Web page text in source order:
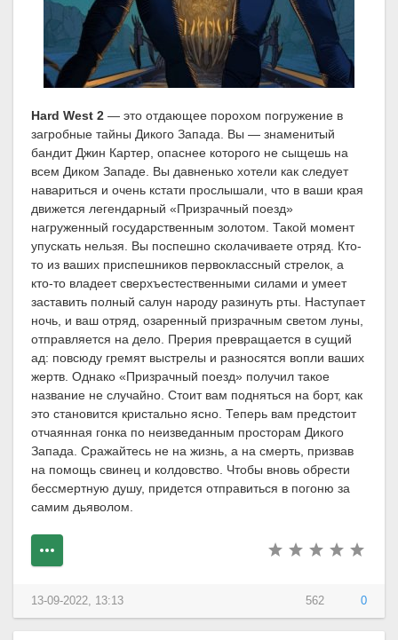
Hard West 2 — это отдающее порохом погружение в
загробные тайны Дикого Запада. Вы — знаменитый
бандит Джин Картер, опаснее которого не сыщешь на
всем Диком Западе. Вы давненько хотели как следует
навариться и очень кстати прослышали, что в ваши края
движется легендарный «Призрачный поезд»
нагруженный государственным золотом. Такой момент
упускать нельзя. Вы поспешно сколачиваете отряд. Кто-
то из ваших приспешников первоклассный стрелок, а
кто-то владеет сверхъестественными силами и умеет
заставить полный салун народу разинуть рты. Наступает
ночь, и ваш отряд, озаренный призрачным светом луны,
отправляется на дело. Прерия превращается в сущий
ад: повсюду гремят выстрелы и разносятся вопли ваших
жертв. Однако «Призрачный поезд» получил такое
название не случайно. Стоит вам подняться на борт, как
это становится кристально ясно. Теперь вам предстоит
отчаянная гонка по неизведанным просторам Дикого
Запада. Сражайтесь не на жизнь, а на смерть, призвав
на помощь свинец и колдовство. Чтобы вновь обрести
бессмертную душу, придется отправиться в погоню за
самим дьяволом.
562 0
13-09-2022, 13:13